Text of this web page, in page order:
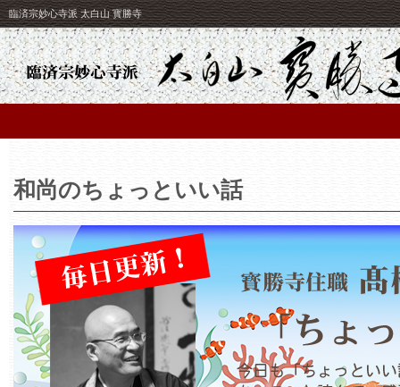
臨済宗妙心寺派 太白山 寳勝寺
和尚のちょっといい話